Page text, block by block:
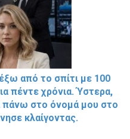
από το σπίτι με 100
πέντε χρόνια. Ύστερα,
πάνω στο όνομά μου στο
κλαίγοντας.